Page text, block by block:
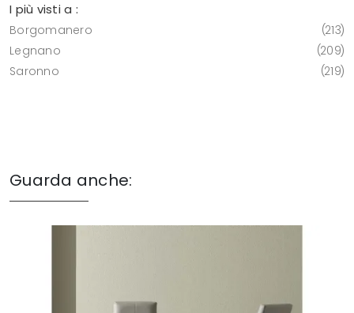
I più visti a :
Borgomanero
213
Legnano
209
Saronno
219
Guarda anche: